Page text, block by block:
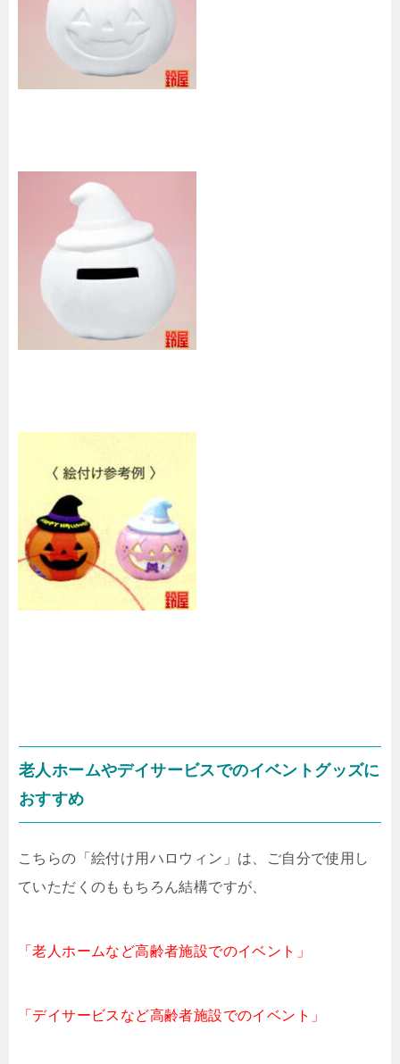
老人ホームやデイサービスでのイベントグッズに
おすすめ
こちらの「絵付け用ハロウィン」は、ご自分で使用し
ていただくのももちろん結構ですが、
「老人ホームなど高齢者施設でのイベント」
「デイサービスなど高齢者施設でのイベント」